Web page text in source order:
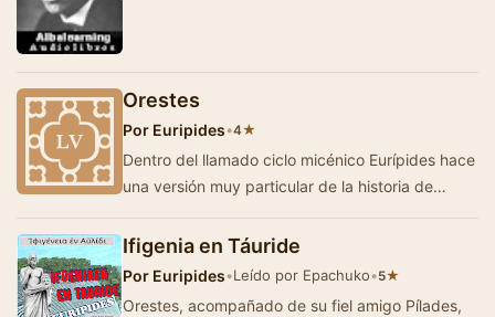
Orestes
Por Euripides•4★
Dentro del llamado ciclo micénico Eurípides hace
una versión muy particular de la historia de
Ifigenia en Táuride
Por Euripides•Leído por Epachuko•5★
Orestes, acompañado de su fiel amigo Pílades,